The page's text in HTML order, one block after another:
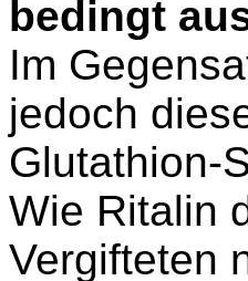
bedingt
Im
jedoch
Glutathion-
Wie Ritalin
Vergifteten